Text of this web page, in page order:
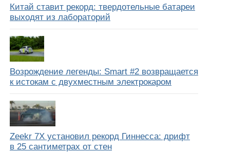
Китай ставит рекорд: твердотельные батареи
выходят из лабораторий
Возрождение легенды: Smart #2 возвращается
к истокам с двухместным электрокаром
Zeekr 7X установил рекорд Гиннесса: дрифт
в 25 сантиметрах от стен